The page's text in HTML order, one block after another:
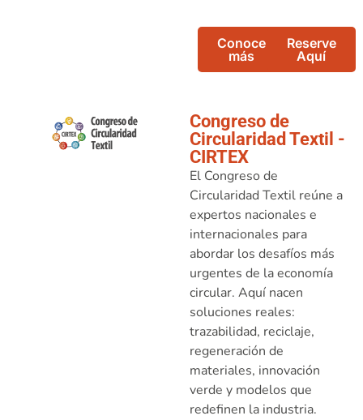
Conoce
más
Reserve
Aquí
Congreso de
Circularidad Textil -
CIRTEX
El Congreso de
Circularidad Textil reúne a
expertos nacionales e
internacionales para
abordar los desafíos más
urgentes de la economía
circular. Aquí nacen
soluciones reales:
trazabilidad, reciclaje,
regeneración de
materiales, innovación
verde y modelos que
redefinen la industria.